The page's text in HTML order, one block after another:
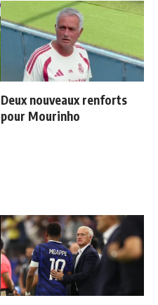
Deux nouveaux renforts
pour Mourinho